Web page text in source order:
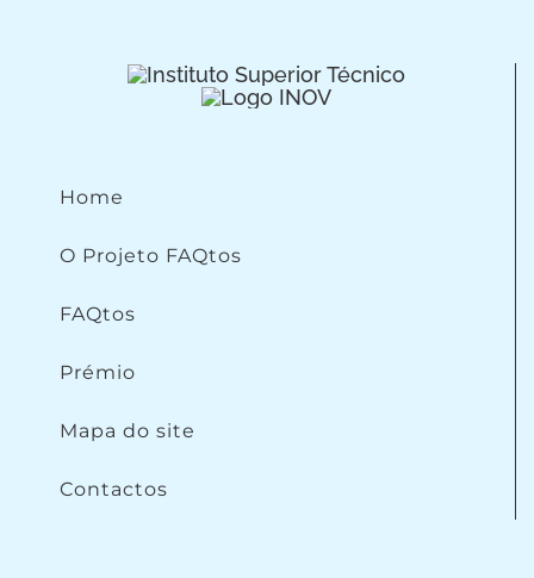
Home
O Projeto FAQtos
FAQtos
Prémio
Mapa do site
Contactos